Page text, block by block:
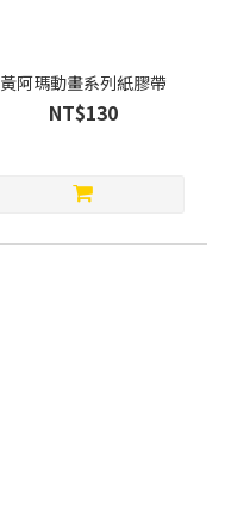
黃阿瑪動畫系列紙膠帶
NT$130